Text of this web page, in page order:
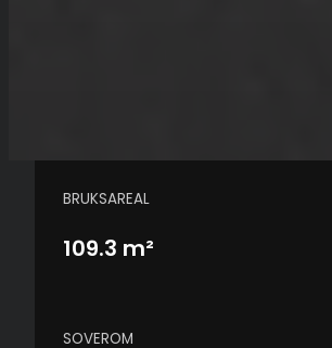
BRUKSAREAL
109.3 m²
SOVEROM